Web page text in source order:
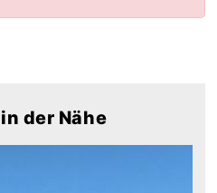
der Nähe